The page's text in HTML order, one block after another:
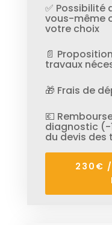
✅ Possibilité
vous-même
votre choix
📄
travaux
🎁 Frais de
💶
diagnostic
du devis des
230€ /